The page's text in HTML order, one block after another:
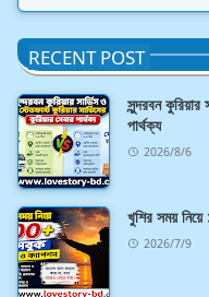
RECENT POST
সুন্দরবন কুরিয়ার
পার্থক্য
2026/8/6
খুশির সময়
2026/7/9